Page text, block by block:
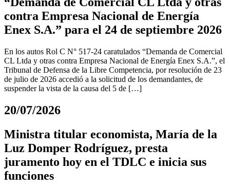
contra Empresa Nacional de Energía
Enex S.A.” para el 24 de septiembre 2026
En los autos Rol C N° 517-24 caratulados “Demanda de Comercial
CL Ltda y otras contra Empresa Nacional de Energía Enex S.A.”, el
Tribunal de Defensa de la Libre Competencia, por resolución de 23
de julio de 2026 accedió a la solicitud de los demandantes, de
suspender la vista de la causa del 5 de […]
20/07/2026
Ministra titular economista, María de la
Luz Domper Rodríguez, presta
juramento hoy en el TDLC e inicia sus
funciones